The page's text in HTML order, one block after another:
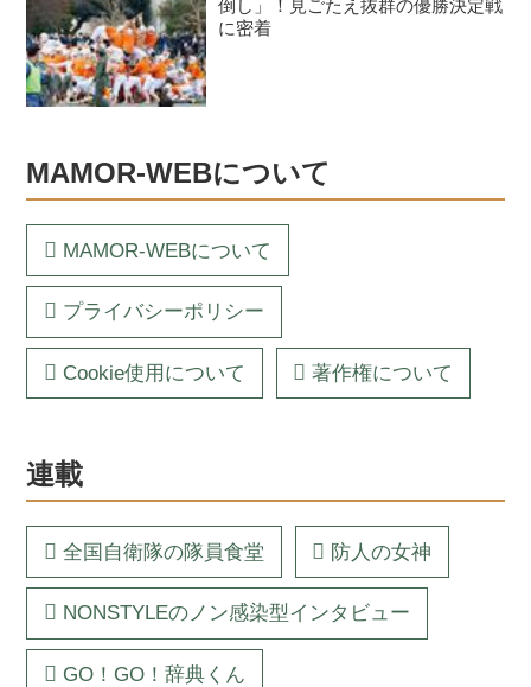
倒し」！見ごたえ抜群の優勝決定戦
に密着
MAMOR-WEBについて
MAMOR-WEBについて
プライバシーポリシー
Cookie使用について 著作権について
連載
全国自衛隊の隊員食堂 防人の女神
NONSTYLEのノン感染型インタビュー
GO！GO！辞典くん